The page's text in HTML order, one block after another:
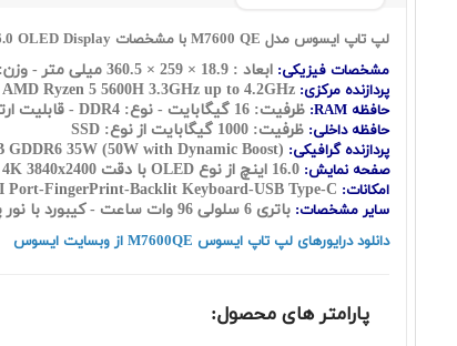
لپ تاپ ایسوس مدل M7600 QE با مشخصات Asus Vivobook Pro 16X OLED M7600QE Ryzen 5 5600H 16GB 1TB SSD 4GB GeForce RTX 3050Ti with 16.0 OLED Display
مشخصات فیزیکی: ابعاد : 18.9 × 259 × 360.5 میلی متر - وزن: 1.95 کیلوگرم
پردازنده مرکزی: AMD Ryzen 5 5600H 3.3GHz up to 4.2GHz و حافظه کش : L2 Cache : 3MB - L3 Cache : 16MB - تعداد هسته: ( شش هسته ) به اضافه دوازده رشته
حافظه RAM: ظرفیت: 16 گیگابایت - نوع: DDR4 - قابلیت ارتقاع رم ندارد
حافظه داخلی: ظرفیت: 1000 گیگابایت از نوع: SSD
پردازنده گرافیکی: 35W (50W with Dynamic Boost)
صفحه نمایش:
امکانات:
سایر مشخصات: باتری 6 سلولی 96 وات ساعت - کیبورد با نور پس زمینه -حسگر اثر انگشت
دانلود درایورهای لپ تاپ ایسوس M7600QE از وبسایت ایسوس
پارامتر های محصول: